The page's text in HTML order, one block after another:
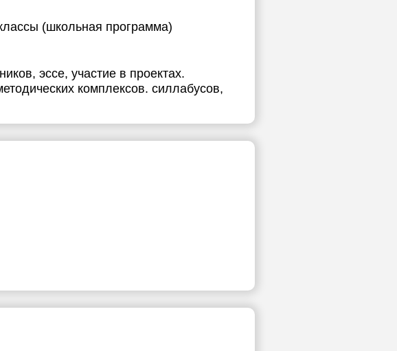
(школьная программа)
эссе, участие в проектах.
комплексов. силлабусов,